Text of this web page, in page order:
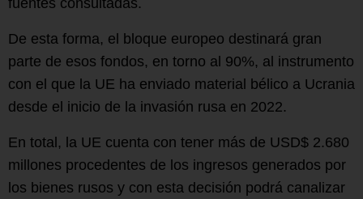
fuentes consultadas.
De esta forma, el bloque europeo destinará gran
parte de esos fondos, en torno al 90%, al instrumento
con el que la UE ha enviado material bélico a Ucrania
desde el inicio de la invasión rusa en 2022.
En total, la UE cuenta con tener más de USD$ 2.680
millones procedentes de los ingresos generados por
los bienes rusos y con esta decisión podrá canalizar